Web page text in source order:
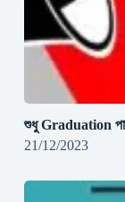
শুধু Graduation পাস
21/12/2023